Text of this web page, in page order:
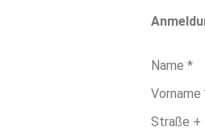
Name *
Vorname
Straße +